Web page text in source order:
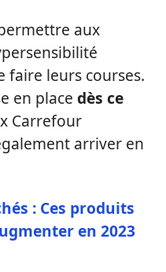
aux
faire leurs courses.
en place dès ce
Carrefour
arriver en
: Ces produits
en 2023